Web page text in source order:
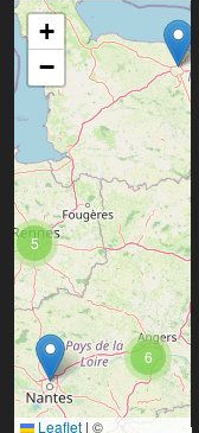
6
5
+
−
Leaflet | ©